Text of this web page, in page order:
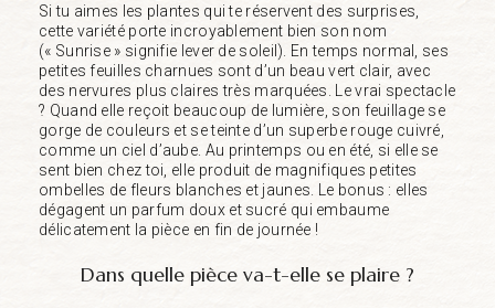
Si tu aimes les plantes qui te réservent des surprises,
cette variété porte incroyablement bien son nom
(« Sunrise » signifie lever de soleil). En temps normal, ses
petites feuilles charnues sont d’un beau vert clair, avec
des nervures plus claires très marquées. Le vrai spectacle
? Quand elle reçoit beaucoup de lumière, son feuillage se
gorge de couleurs et se teinte d’un superbe rouge cuivré,
comme un ciel d’aube. Au printemps ou en été, si elle se
sent bien chez toi, elle produit de magnifiques petites
ombelles de fleurs blanches et jaunes. Le bonus : elles
dégagent un parfum doux et sucré qui embaume
délicatement la pièce en fin de journée !
Dans quelle pièce va-t-elle se plaire ?